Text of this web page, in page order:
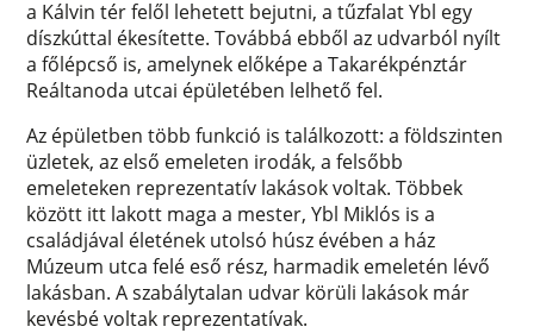
a Kálvin tér felől lehetett bejutni, a tűzfalat Ybl egy
díszkúttal ékesítette. Továbbá ebből az udvarból nyílt
a főlépcső is, amelynek előképe a Takarékpénztár
Reáltanoda utcai épületében lelhető fel.
Az épületben több funkció is találkozott: a földszinten
üzletek, az első emeleten irodák, a felsőbb
emeleteken reprezentatív lakások voltak. Többek
között itt lakott maga a mester, Ybl Miklós is a
családjával életének utolsó húsz évében a ház
Múzeum utca felé eső rész, harmadik emeletén lévő
lakásban. A szabálytalan udvar körüli lakások már
kevésbé voltak reprezentatívak.